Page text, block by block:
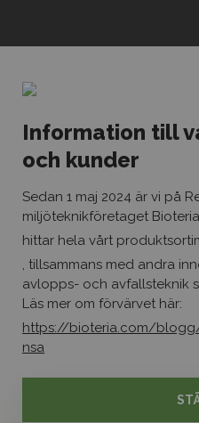
Copyright © Rensa
Certifierat enligt ISO i
Cookieinställningar
08-541 303 60
Sociala medier
Facebook
webbyrån The
Information till
och kunder
Sedan 1 maj 2024 är vi på
miljöteknikföretaget
hittar hela vårt
, tillsammans med andra
avlopps- och avfallsteknik
Läs mer om förvärvet här:
https://bioteria.com/
nsa